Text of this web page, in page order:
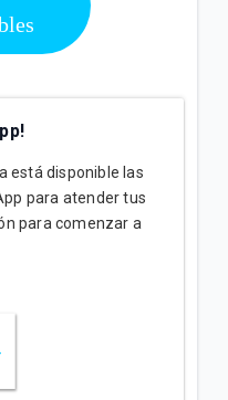
está disponible las
para atender tus
para comenzar a